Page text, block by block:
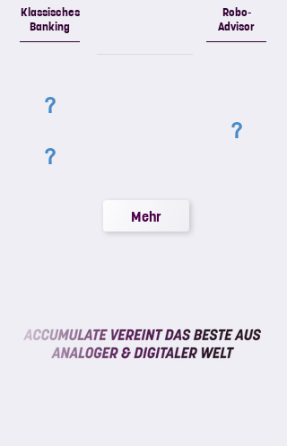
Klassisches
Banking
?
?
Robo-
Advisor
?
Mehr